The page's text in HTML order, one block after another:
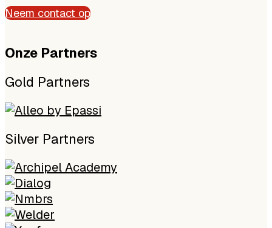
Neem contact op
Onze Partners
Gold Partners
Silver Partners